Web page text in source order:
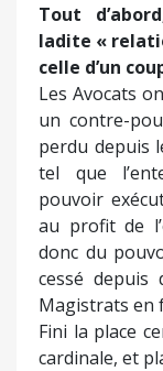
Tout
ladite «
celle d’un
Les Avocats
un contre-
perdu depuis
tel que
pouvoir
au profit de
donc du
cessé depuis
Magistrats en
Fini la place
cardinale, et